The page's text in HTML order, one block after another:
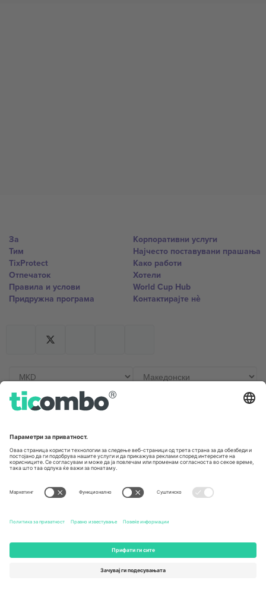
За
Тим
TixProtect
Отпечаток
Правила и услови
Придружна програма
Корпоративни услуги
Најчесто поставувани прашања
Како работи
Хотели
World Cup Hub
Контактирајте нѐ
Unter den Linden 24, 10117
Berlin, Germany
167 City Road, London, Greater
Kingdom
Newark, Delaware 19713, United
States
Engelberg, Switzerland